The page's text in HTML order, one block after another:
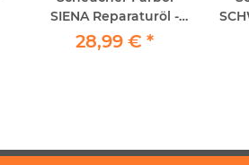
SIENA Reparaturöl -
Profianwendung
28,99 € *